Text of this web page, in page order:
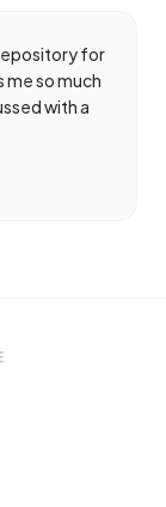
for
me so much
with a